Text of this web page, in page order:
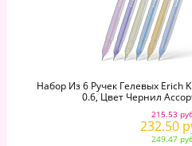
Набор Из 6 Ручек Гелевых Erich
0.6, Цвет Чернил
215.53
232.50
249.47